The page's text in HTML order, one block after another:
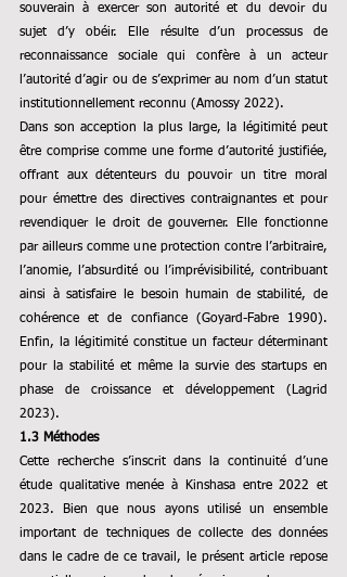
souverain à exercer son autorité et du devoir du
sujet d’y obéir. Elle résulte d’un processus de
reconnaissance sociale qui confère à un acteur
l’autorité d’agir ou de s’exprimer au nom d’un statut
institutionnellement reconnu (Amossy 2022).
Dans son acception la plus large, la légitimité peut
être comprise comme une forme d’autorité justifiée,
offrant aux détenteurs du pouvoir un titre moral
pour émettre des directives contraignantes et pour
revendiquer le droit de gouverner. Elle fonctionne
par ailleurs comme une protection contre l’arbitraire,
l’anomie, l’absurdité ou l’imprévisibilité, contribuant
ainsi à satisfaire le besoin humain de stabilité, de
cohérence et de confiance (Goyard-Fabre 1990).
Enfin, la légitimité constitue un facteur déterminant
pour la stabilité et même la survie des startups en
phase de croissance et développement (Lagrid
2023).
1.3 Méthodes
Cette recherche s’inscrit dans la continuité d’une
étude qualitative menée à Kinshasa entre 2022 et
2023. Bien que nous ayons utilisé un ensemble
important de techniques de collecte des données
dans le cadre de ce travail, le présent article repose